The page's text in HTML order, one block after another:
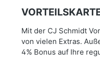
Mit der CJ Schmidt
von vielen Extras.
4% Bonus auf Ihre